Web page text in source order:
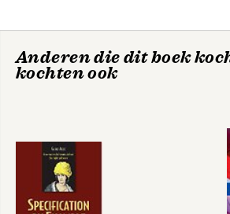
Anderen die dit boek
kochten ook